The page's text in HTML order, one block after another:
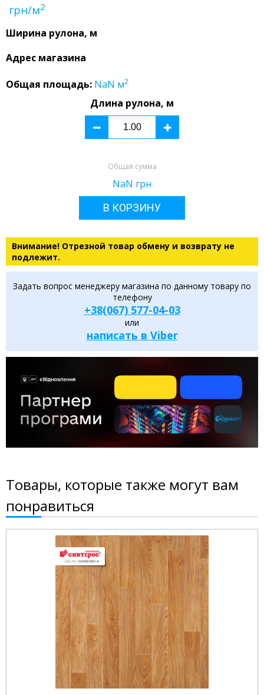
грн/м2
Ширина рулона, м
Адрес магазина
Общая площадь: NaN м2
Длина рулона, м
Общая сумма
NaN грн
В КОРЗИНУ
Внимание! Отрезной товар обмену и возврату не
подлежит.
Задать вопрос менеджеру магазина по данному товару по
телефону
+38(067) 577-04-03
или
написать в Viber
Товары, которые также могут вам
понравиться